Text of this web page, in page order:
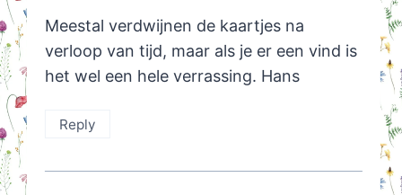
Meestal verdwijnen de kaartjes na
verloop van tijd, maar als je er een vind is
het wel een hele verrassing. Hans
Reply